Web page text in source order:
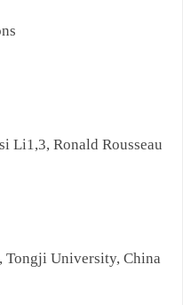
Li1,3, Ronald Rousseau
Tongji University, China